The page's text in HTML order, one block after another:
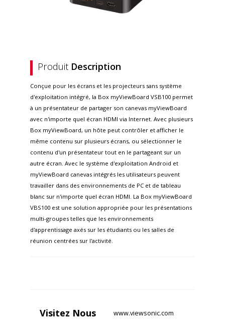
Produit Description
Conçue pour les écrans et les projecteurs sans système
d'exploitation intégré, la Box myViewBoard VSB100 permet
à un présentateur de partager son canevas myViewBoard
avec n'importe quel écran HDMI via Internet. Avec plusieurs
Box myViewBoard, un hôte peut contrôler et afficher le
même contenu sur plusieurs écrans, ou sélectionner le
contenu d'un présentateur tout en le partageant sur un
autre écran. Avec le système d'exploitation Android et
myViewBoard canevas intégrés les utilisateurs peuvent
travailler dans des environnements de PC et de tableau
blanc sur n'importe quel écran HDMI. La Box myViewBoard
VBS100 est une solution appropriée pour les présentations
multi-groupes telles que les environnements
d'apprentissage axés sur les étudiants ou les salles de
réunion centrées sur l'activité.
Visitez Nous www.viewsonic.com